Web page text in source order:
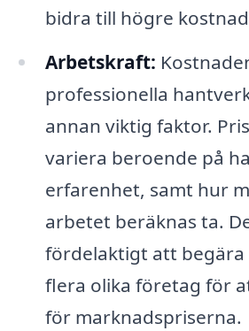
bidra till högre
Arbetskraft:
professionella
annan viktig faktor.
variera beroende på
erfarenhet, samt hur
arbetet beräknas ta.
fördelaktigt att
flera olika företag för
för marknadspriserna.